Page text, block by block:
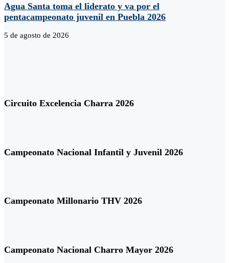
Agua Santa toma el liderato y va por el
pentacampeonato juvenil en Puebla 2026
5 de agosto de 2026
Circuito Excelencia Charra 2026
Campeonato Nacional Infantil y Juvenil 2026
Campeonato Millonario THV 2026
Campeonato Nacional Charro Mayor 2026